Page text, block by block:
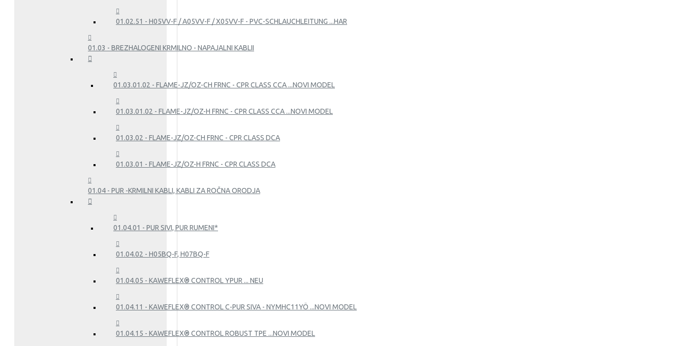
01.02.51 - H05VV-F / A05VV-F / X05VV-F - PVC-SCHLAUCHLEITUNG ...HAR
01.03 - BREZHALOGENI KRMILNO - NAPAJALNI KABLII
01.03.01.02 - FLAME-JZ/OZ-CH FRNC - CPR CLASS CCA ...NOVI MODEL
01.03.01.02 - FLAME-JZ/OZ-H FRNC - CPR CLASS CCA ...NOVI MODEL
01.03.02 - FLAME-JZ/OZ-CH FRNC - CPR CLASS DCA
01.03.01 - FLAME-JZ/OZ-H FRNC - CPR CLASS DCA
01.04 - PUR -KRMILNI KABLI, KABLI ZA ROČNA ORODJA
01.04.01 - PUR SIVI, PUR RUMENI*
01.04.02 - H05BQ-F, H07BQ-F
01.04.05 - KAWEFLEX® CONTROL YPUR ... NEU
01.04.11 - KAWEFLEX® CONTROL C-PUR SIVA - NYMHC11YÖ ...NOVI MODEL
01.04.15 - KAWEFLEX® CONTROL ROBUST TPE ...NOVI MODEL